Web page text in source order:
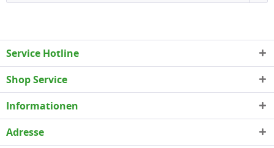
Service Hotline
Shop Service
Informationen
Adresse